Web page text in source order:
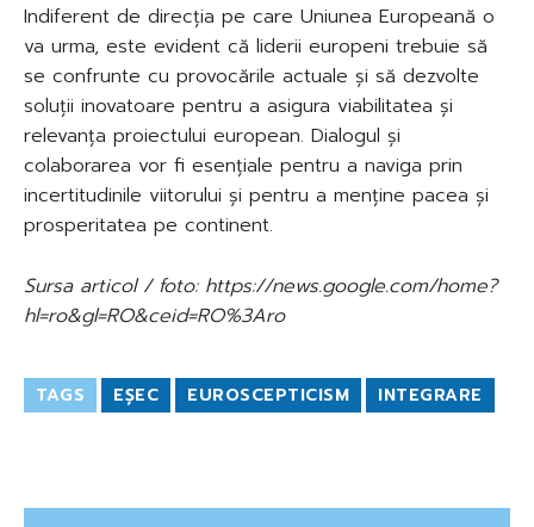
Indiferent de direcția pe care Uniunea Europeană o
va urma, este evident că liderii europeni trebuie să
se confrunte cu provocările actuale și să dezvolte
soluții inovatoare pentru a asigura viabilitatea și
relevanța proiectului european. Dialogul și
colaborarea vor fi esențiale pentru a naviga prin
incertitudinile viitorului și pentru a menține pacea și
prosperitatea pe continent.
Sursa articol / foto: https://news.google.com/home?
hl=ro&gl=RO&ceid=RO%3Aro
TAGS EȘEC EUROSCEPTICISM INTEGRARE